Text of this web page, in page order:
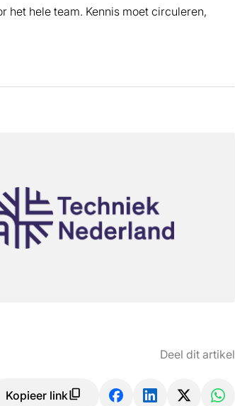
het hele team. Kennis moet circuleren,
Deel dit artikel
Kopieer link